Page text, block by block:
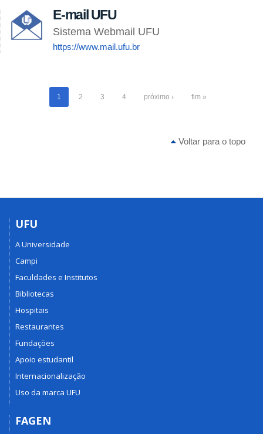
E-mail UFU
Sistema Webmail UFU
https://www.mail.ufu.br
1 2 3 4 próximo › fim »
Voltar para o topo
UFU
A Universidade
Campi
Faculdades e Institutos
Bibliotecas
Hospitais
Restaurantes
Fundações
Apoio estudantil
Internacionalização
Uso da marca UFU
FAGEN